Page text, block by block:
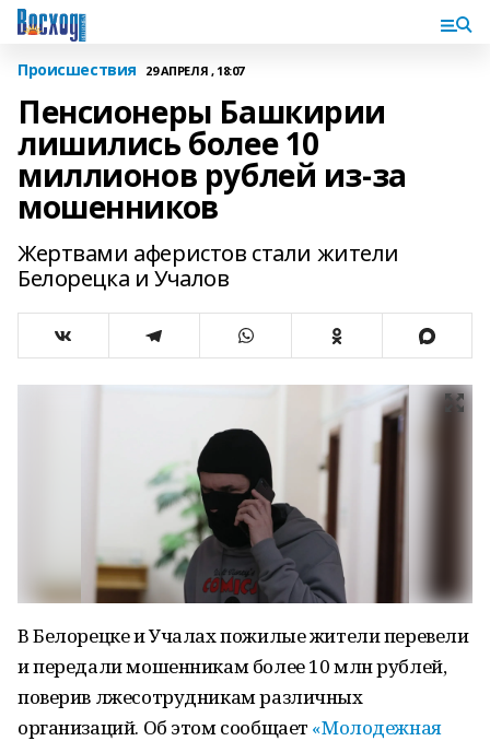
Происшествия 29 АПРЕЛЯ , 18:07
Пенсионеры Башкирии
лишились более 10
миллионов рублей из-за
мошенников
Жертвами аферистов стали жители
Белорецка и Учалов
В Белорецке и Учалах пожилые жители перевели
и передали мошенникам более 10 млн рублей,
поверив лжесотрудникам различных
организаций. Об этом сообщает «Молодежная